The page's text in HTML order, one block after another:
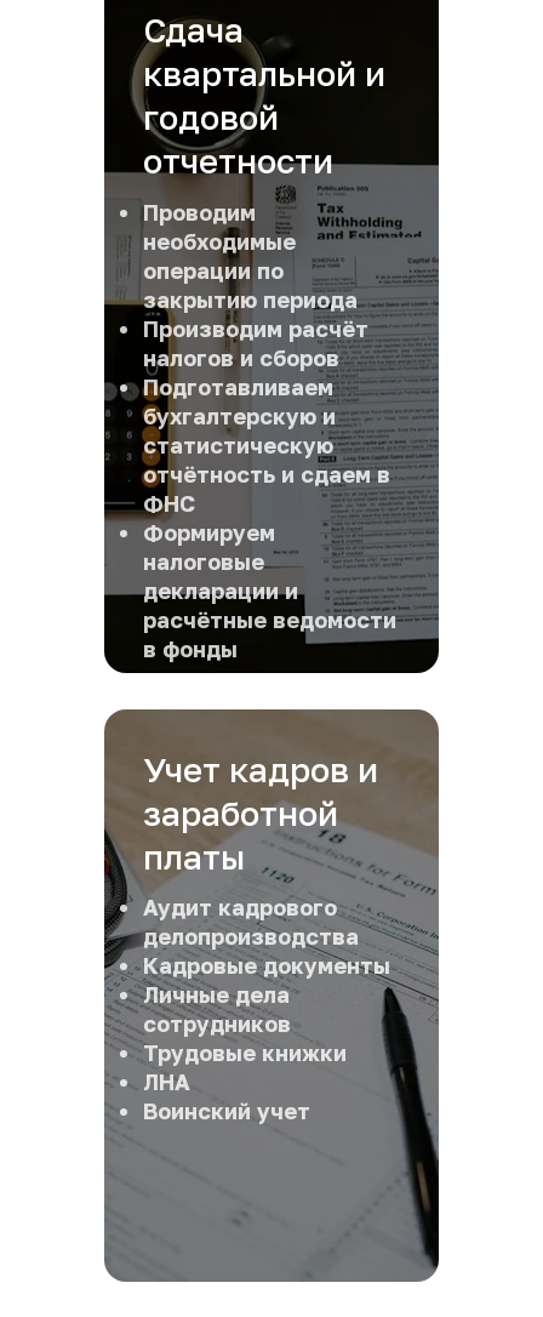
Сдача
квартальной и
годовой
отчетности
Проводим
необходимые
операции по
закрытию периода
Производим расчёт
налогов и сборов
Подготавливаем
бухгалтерскую и
статистическую
отчётность и сдаем в
ФНС
Формируем
налоговые
декларации и
расчётные ведомости
в фонды
Учет кадров и
заработной
платы
Аудит кадрового
делопроизводства
Кадровые документы
Личные дела
сотрудников
Трудовые книжки
ЛНА
Воинский учет